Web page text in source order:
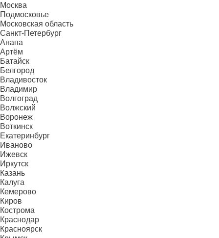
Москва
Подмосковье
Московская область
Санкт-Петербург
Анапа
Артём
Батайск
Белгород
Владивосток
Владимир
Волгоград
Волжский
Воронеж
Воткинск
Екатеринбург
Иваново
Ижевск
Иркутск
Казань
Калуга
Кемерово
Киров
Кострома
Краснодар
Красноярск